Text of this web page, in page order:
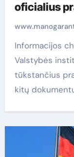
oficialius
2026
Informacijos chaosas ir biurokratinis labirintas
Valstybės
tūkstančius
kitų